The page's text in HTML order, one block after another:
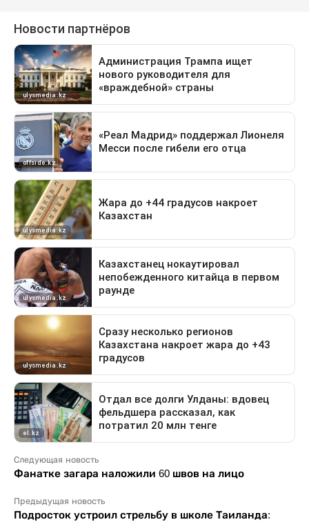
Следующая новость
Фанатке загара наложили 60 швов на лицо
Предыдущая новость
Подросток устроил стрельбу в школе Таиланда: